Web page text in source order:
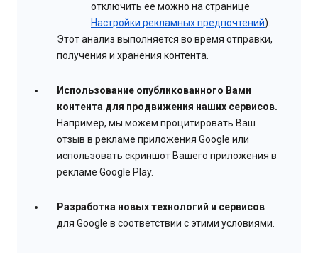
отключить ее можно на странице
Настройки рекламных предпочтений).
Этот анализ выполняется во время отправки,
получения и хранения контента.
Использование опубликованного Вами
контента для продвижения наших сервисов.
Например, мы можем процитировать Ваш
отзыв в рекламе приложения Google или
использовать скриншот Вашего приложения в
рекламе Google Play.
Разработка новых технологий и сервисов
для Google в соответствии с этими условиями.